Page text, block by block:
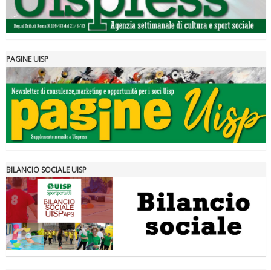
Tiziano Pesce a Radio InBlu2000 traccia il bilancio della stagione
PAGINE UISP
BILANCIO SOCIALE UISP